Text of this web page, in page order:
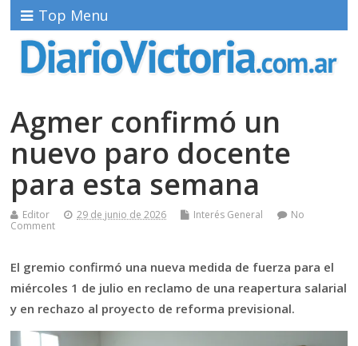
Top Menu
Agmer confirmó un
nuevo paro docente
para esta semana
Editor 29 de junio de 2026 Interés General
No
Comment
El gremio confirmó una nueva medida de fuerza para el
miércoles 1 de julio en reclamo de una reapertura salarial
y en rechazo al proyecto de reforma previsional.